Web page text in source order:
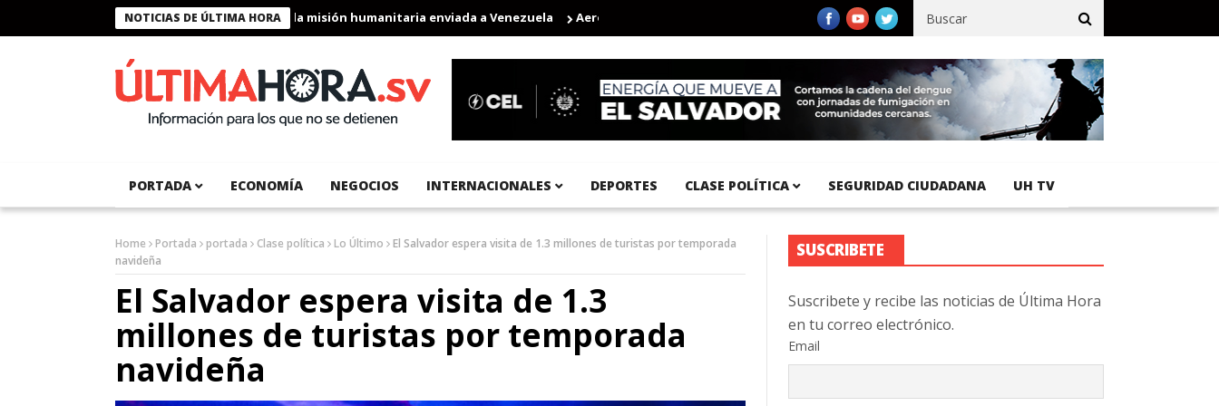
NOTICIAS DE ÚLTIMA HORA
Bukele condecora a miembros de la misión humanitaria enviada a Venezuela Aeropuerto Internacional del Pacífico registra 92 % de avance en obras de terracería Aeropuerto
PORTADA ECONOMÍA NEGOCIOS INTERNACIONALES DEPORTES CLASE POLÍTICA SEGURIDAD CIUDADANA UH TV
Home Portada portada Clase política Lo Último
El Salvador espera visita de 1.3 millones de turistas por temporada
navideña
El Salvador espera visita de 1.3
millones de turistas por temporada
navideña
SUSCRIBETE
Suscribete y recibe las noticias de Última Hora
en tu correo electrónico.
Email